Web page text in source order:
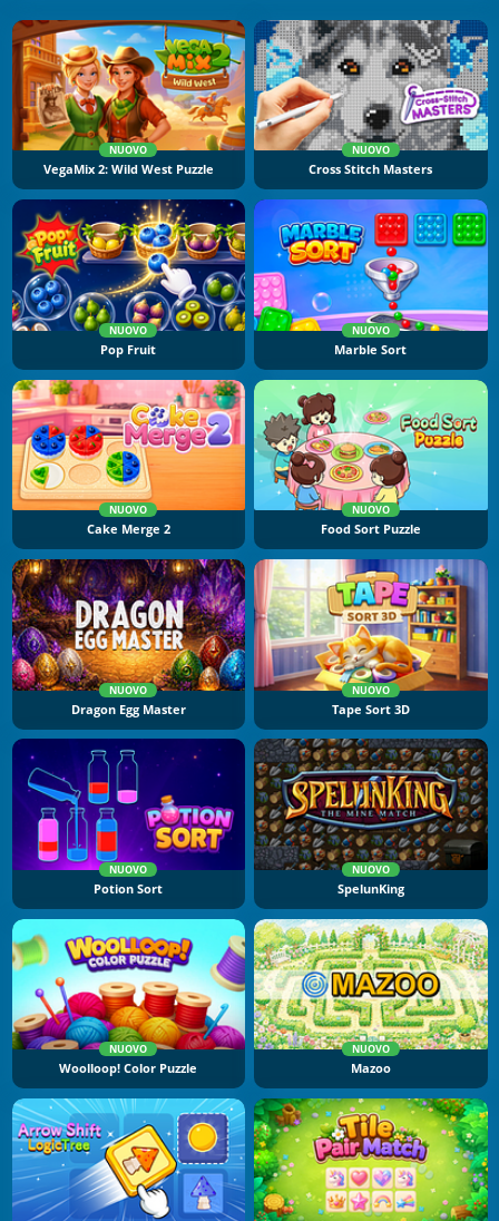
NUOVO
VegaMix 2: Wild West Puzzle
NUOVO
Cross Stitch Masters
NUOVO
Pop Fruit
NUOVO
Marble Sort
NUOVO
Cake Merge 2
NUOVO
Food Sort Puzzle
NUOVO
Dragon Egg Master
NUOVO
Tape Sort 3D
NUOVO
Potion Sort
NUOVO
SpelunKing
NUOVO
Woolloop! Color Puzzle
NUOVO
Mazoo